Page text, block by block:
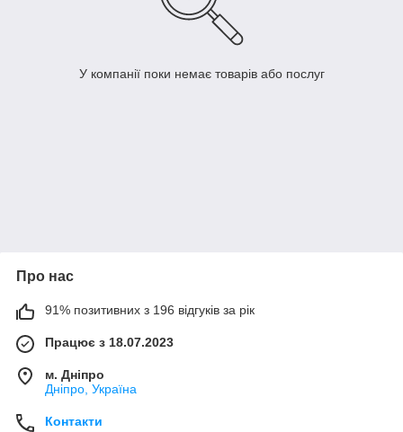
У компанії поки немає товарів або послуг
Про нас
91% позитивних з 196 відгуків за рік
Працює з 18.07.2023
м. Дніпро
Дніпро, Україна
Контакти